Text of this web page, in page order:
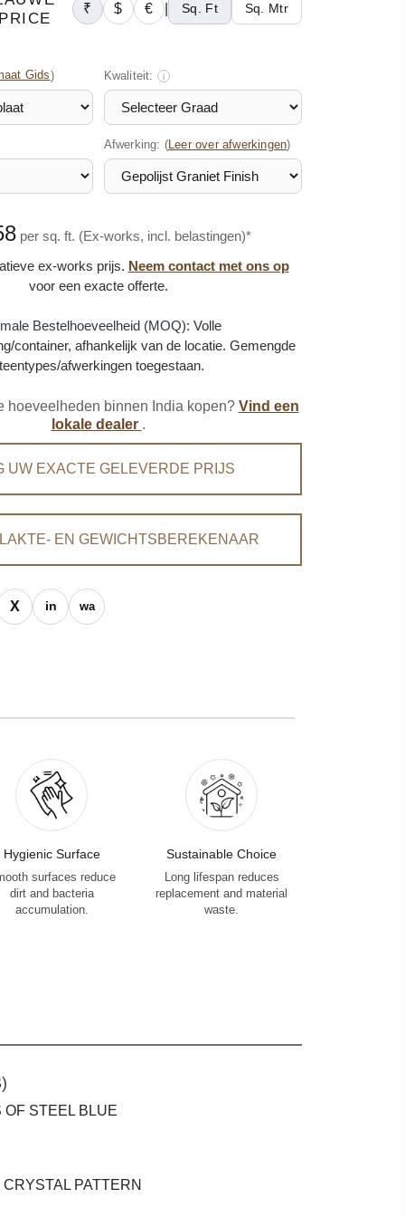
₹ $ € Sq. Ft Sq. Mtr
Gids) Kwaliteit: i
Afwerking: (Leer over afwerkingen)
per sq. ft. (Ex-works, incl. belastingen)*
ex-works prijs. Neem contact met ons op
voor een exacte offerte.
Bestelhoeveelheid (MOQ): Volle
container, afhankelijk van de locatie. Gemengde
afwerkingen toegestaan.
hoeveelheden binnen India kopen? Vind een
lokale dealer .
UW EXACTE GELEVERDE PRIJS
EN GEWICHTSBEREKENAAR
Hygienic Surface
surfaces reduce
dirt and bacteria
accumulation.
Sustainable Choice
Long lifespan reduces
replacement and material
waste.
OF STEEL BLUE
PATTERN